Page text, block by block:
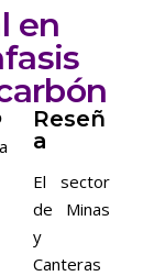
en
Reseñ
a
El sector
de Minas
y
Canteras